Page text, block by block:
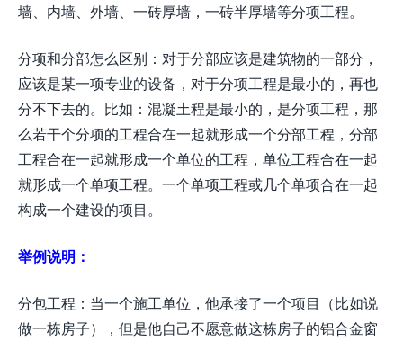
墙、内墙、外墙、一砖厚墙，一砖半厚墙等分项工程。
分项和分部怎么区别：对于分部应该是建筑物的一部分，
应该是某一项专业的设备，对于分项工程是最小的，再也
分不下去的。比如：混凝土程是最小的，是分项工程，那
么若干个分项的工程合在一起就形成一个分部工程，分部
工程合在一起就形成一个单位的工程，单位工程合在一起
就形成一个单项工程。一个单项工程或几个单项合在一起
构成一个建设的项目。
举例说明：
分包工程：当一个施工单位，他承接了一个项目（比如说
做一栋房子），但是他自己不愿意做这栋房子的铝合金窗